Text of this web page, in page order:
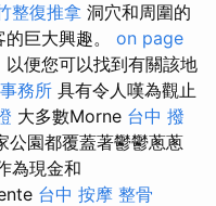
整復推拿 洞穴和周圍的
巨大興趣。 on page
便您可以找到有關該地
務所 具有令人嘆為觀止
大多數Morne 台中 撥
公園都覆蓋著鬱鬱蔥蔥
為現金和
台中 按摩 整骨